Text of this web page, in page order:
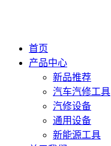
首页
产品中心
新品推荐
汽车汽修工具
汽修设备
通用设备
新能源工具